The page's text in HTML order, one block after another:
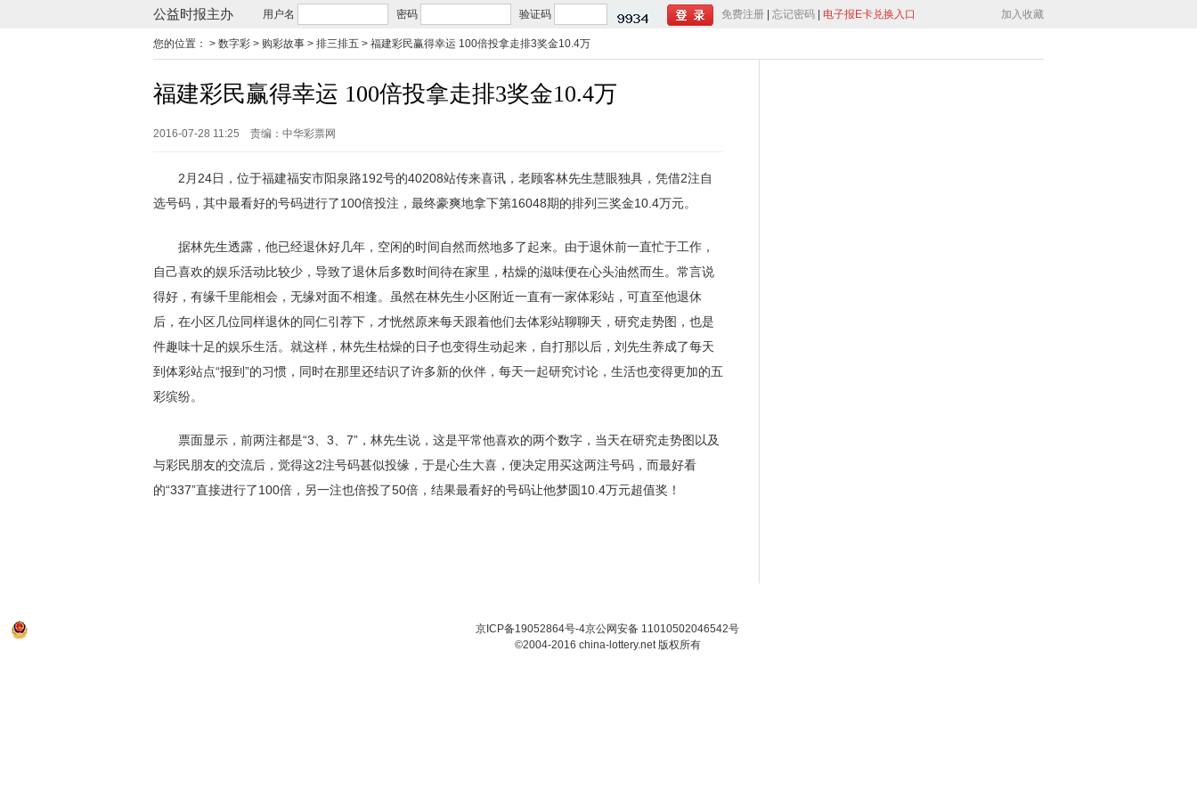
公益时报主办 用户名 密码 验证码 免费注册 忘记密码 电子报E卡兑换入口 加入收藏
您的位置： > 数字彩 > 购彩故事 > 排三排五 > 福建彩民赢得幸运 100倍投拿走排3奖金10.4万
福建彩民赢得幸运 100倍投拿走排3奖金10.4万
2016-07-28 11:25 责编：中华彩票网
2月24日，位于福建福安市阳泉路192号的40208站传来喜讯，老顾客林先生慧眼独具，凭借2注自
选号码，其中最看好的号码进行了100倍投注，最终豪爽地拿下第16048期的排列三奖金10.4万元。
据林先生透露，他已经退休好几年，空闲的时间自然而然地多了起来。由于退休前一直忙于工作，
自己喜欢的娱乐活动比较少，导致了退休后多数时间待在家里，枯燥的滋味便在心头油然而生。常言说
得好，有缘千里能相会，无缘对面不相逢。虽然在林先生小区附近一直有一家体彩站，可直至他退休
后，在小区几位同样退休的同仁引荐下，才恍然原来每天跟着他们去体彩站聊聊天，研究走势图，也是
件趣味十足的娱乐生活。就这样，林先生枯燥的日子也变得生动起来，自打那以后，刘先生养成了每天
到体彩站点“报到”的习惯，同时在那里还结识了许多新的伙伴，每天一起研究讨论，生活也变得更加的五
彩缤纷。
票面显示，前两注都是“3、3、7”，林先生说，这是平常他喜欢的两个数字，当天在研究走势图以及
与彩民朋友的交流后，觉得这2注号码甚似投缘，于是心生大喜，便决定用买这两注号码，而最好看
的“337”直接进行了100倍，另一注也倍投了50倍，结果最看好的号码让他梦圆10.4万元超值奖！
京ICP备19052864号-4京公网安备 11010502046542号
©2004-2016 china-lottery.net 版权所有